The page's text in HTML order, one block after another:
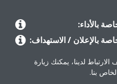
بالأداء:
بالإعلان / الاستهداف:
لدينا، يمكنك زيارة
بنا.